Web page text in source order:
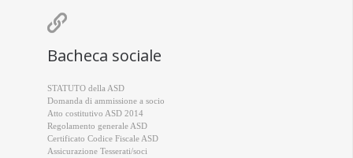

Bacheca sociale
STATUTO della ASD
Domanda di ammissione a socio
Atto costitutivo ASD 2014
Regolamento generale ASD
Certificato Codice Fiscale ASD
Assicurazione Tesserati/soci